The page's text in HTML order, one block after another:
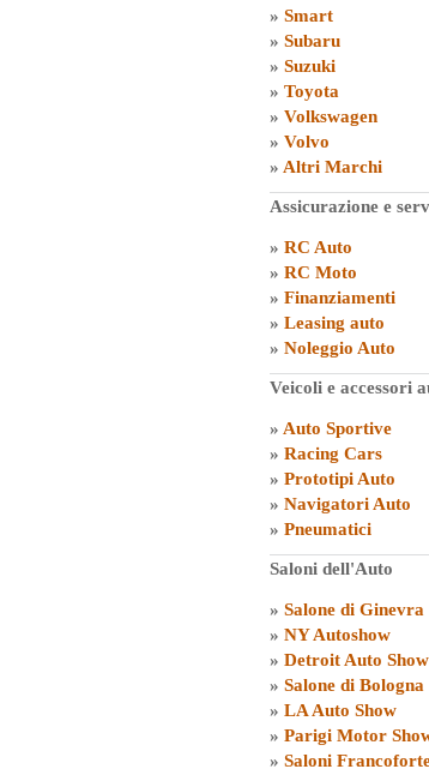
» Smart
» Subaru
» Suzuki
» Toyota
» Volkswagen
» Volvo
» Altri Marchi
Assicurazione e
» RC Auto
» RC Moto
» Finanziamenti
» Leasing auto
» Noleggio Auto
Veicoli e accessori
» Auto Sportive
» Racing Cars
» Prototipi Auto
» Navigatori Auto
» Pneumatici
Saloni dell'Auto
» Salone di Ginevra
» NY Autoshow
» Detroit Auto Show
» Salone di Bologna
» LA Auto Show
» Parigi Motor
» Saloni